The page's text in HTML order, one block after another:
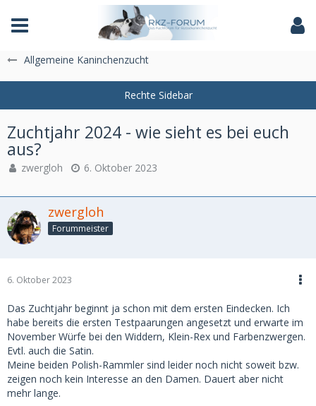
Das Fachforum der Rassekaninchenzucht
Allgemeine Kaninchenzucht
Zuchtjahr 2024 - wie sieht es bei euch
aus?
zwergloh 6. Oktober 2023
zwergloh
Forummeister
6. Oktober 2023
Das Zuchtjahr beginnt ja schon mit dem ersten Eindecken. Ich
habe bereits die ersten Testpaarungen angesetzt und erwarte im
November Würfe bei den Widdern, Klein-Rex und Farbenzwergen.
Evtl. auch die Satin.
Meine beiden Polish-Rammler sind leider noch nicht soweit bzw.
zeigen noch kein Interesse an den Damen. Dauert aber nicht
mehr lange.